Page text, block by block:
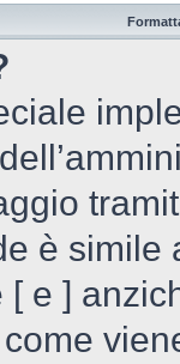
è simile
e ]